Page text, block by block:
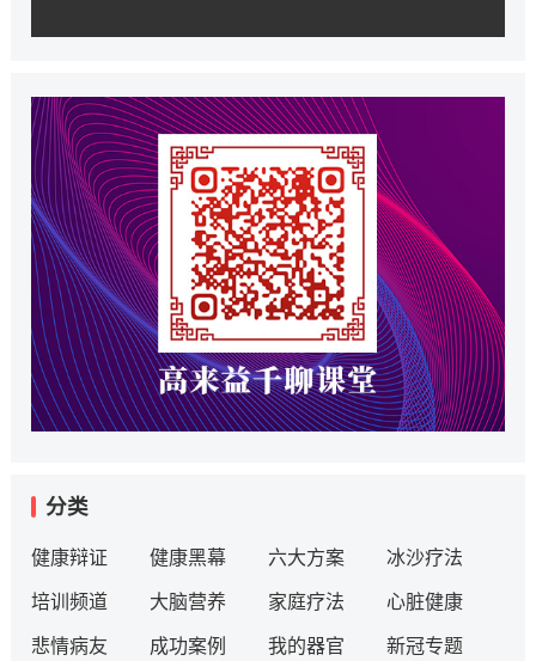
分类
健康辩证 健康黑幕 六大方案 冰沙疗法
培训频道 大脑营养 家庭疗法 心脏健康
悲情病友 成功案例 我的器官 新冠专题